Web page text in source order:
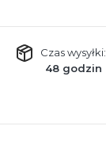
Czas wysyłki:
48 godzin